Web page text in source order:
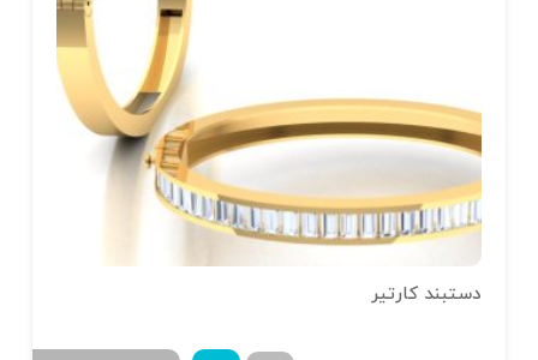
دستبند کارتیر